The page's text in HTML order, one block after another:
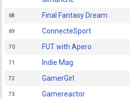
68 Final Fantasy Dream
69 ConnecteSport
70 FUT with Apero
71 Indie Mag
72 GamerGirl
73 Gamereactor